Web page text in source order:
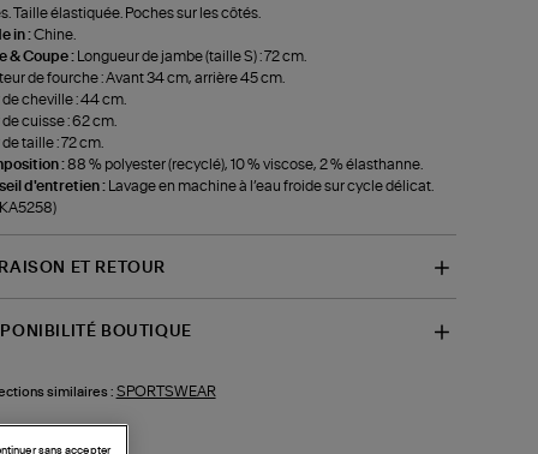
Taille élastiquée. Poches sur les côtés.
in :Chine.
& Coupe :
Longueur de jambe (taille S) : 72 cm.
de fourche : Avant 34 cm, arrière 45 cm.
de cheville : 44 cm.
de cuisse : 62 cm.
de taille : 72 cm.
:88 % polyester (recyclé), 10 % viscose, 2 % élasthanne.
d'entretien :
Lavage en machine à l’eau froide sur cycle délicat.
ET RETOUR
BOUTIQUE
similaires : SPORTSWEAR
sans accepter